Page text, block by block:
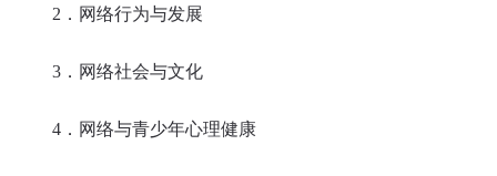
2．网络行为与发展
3．网络社会与文化
4．网络与青少年心理健康